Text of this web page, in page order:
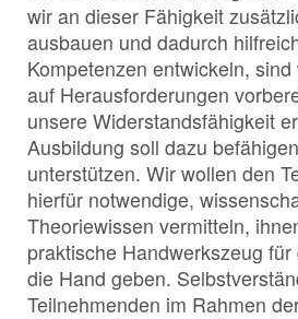
wir an dieser Fähigkeit
ausbauen und dadurch
Kompetenzen entwickeln,
auf Herausforderungen
unsere Widerstandsfähigkeit
Ausbildung soll dazu
unterstützen. Wir wollen den
hierfür notwendige,
Theoriewissen vermitteln,
praktische Handwerkszeug
die Hand geben.
Teilnehmenden im Rahmen